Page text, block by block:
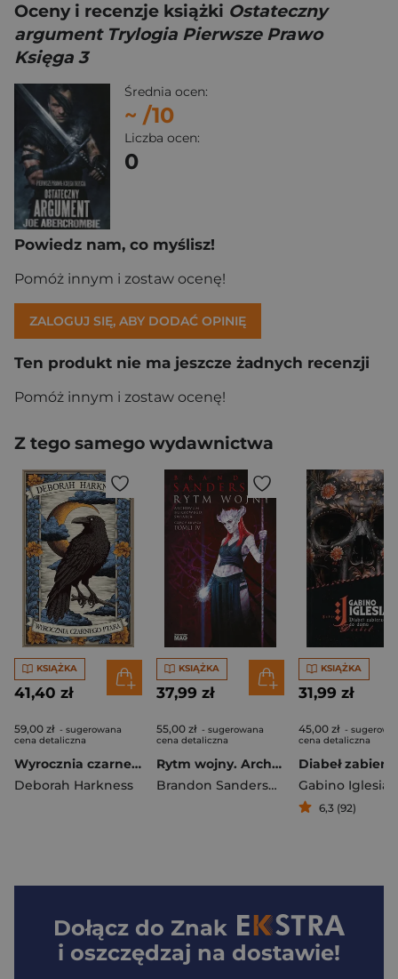
Oceny i recenzje książki Ostateczny
argument Trylogia Pierwsze Prawo
Księga 3
Średnia ocen:
~ /10
Liczba ocen:
0
Powiedz nam, co myślisz!
Pomóż innym i zostaw ocenę!
ZALOGUJ SIĘ, ABY DODAĆ OPINIĘ
Ten produkt nie ma jeszcze żadnych recenzji
Pomóż innym i zostaw ocenę!
Z tego samego wydawnictwa
KSIĄŻKA
41,40 zł
59,00 zł - sugerowana
cena detaliczna
Wyrocznia czarnego ptaka. Księga Wszystkich Dusz. Tom 5
Deborah Harkness
KSIĄŻKA
37,99 zł
55,00 zł - sugerowana
cena detaliczna
Rytm wojny. Archiwum Burzowego Światła. Tom 4. Część 1
Brandon Sanderson
KSIĄŻKA
31,99 zł
45,00 zł -
cena detaliczna
Gabino Iglesias
6,3 (92)
Dołącz do Znak
i oszczędzaj na dostawie!